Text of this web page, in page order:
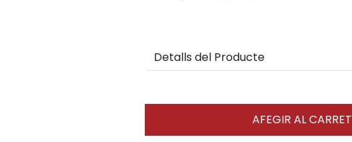
Detalls del Producte
AFEGIR AL CARRET